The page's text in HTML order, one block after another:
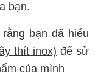
bạn.
bạn đã hiểu
thít inox) để sử
của mình